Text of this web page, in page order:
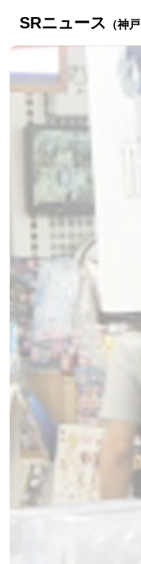
SRニュース （神